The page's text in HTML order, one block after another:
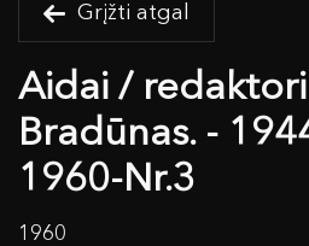
Grįžti atgal
Aidai /
Bradūnas. -
1960-Nr.3
1960